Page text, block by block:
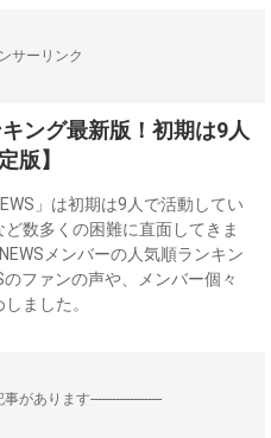
サーリンク
ング最新版！初期は9人
版】
」は初期は9人で活動してい
数多くの困難に直面してきま
メンバーの人気順ランキン
ファンの声や、メンバー個々
ました。
があります--------------------